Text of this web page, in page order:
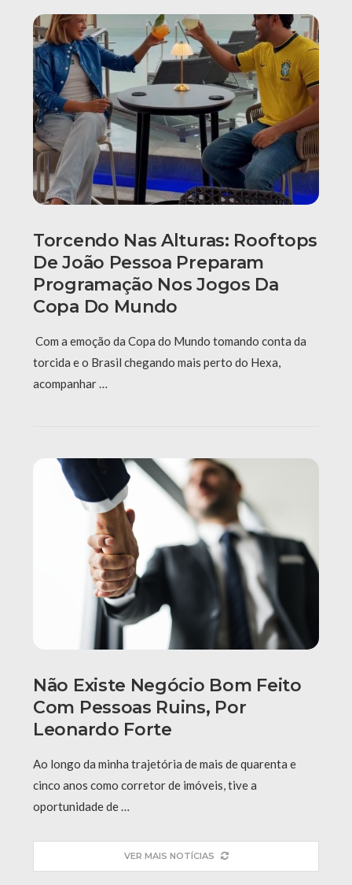
Torcendo Nas Alturas: Rooftops
De João Pessoa Preparam
Programação Nos Jogos Da
Copa Do Mundo
Com a emoção da Copa do Mundo tomando conta da
torcida e o Brasil chegando mais perto do Hexa,
acompanhar …
Não Existe Negócio Bom Feito
Com Pessoas Ruins, Por
Leonardo Forte
Ao longo da minha trajetória de mais de quarenta e
cinco anos como corretor de imóveis, tive a
oportunidade de …
VER MAIS NOTÍCIAS